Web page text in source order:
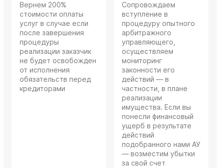
Вернем 200%
стоимости оплаты
услуг в случае если
после завершения
процедуры
реализации заказчик
не будет освобожден
от исполнения
обязательств перед
кредиторами
Сопровождаем
вступление в
процедуру опытного
арбитражного
управляющего,
осуществляем
мониторинг
законности его
действий — в
частности, в плане
реализации
имущества. Если вы
понесли финансовый
ущерб в результате
действий
подобранного нами АУ
— возместим убытки
за свой счет